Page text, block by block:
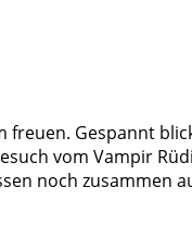
Gespannt
vom Vampir
noch zusammen